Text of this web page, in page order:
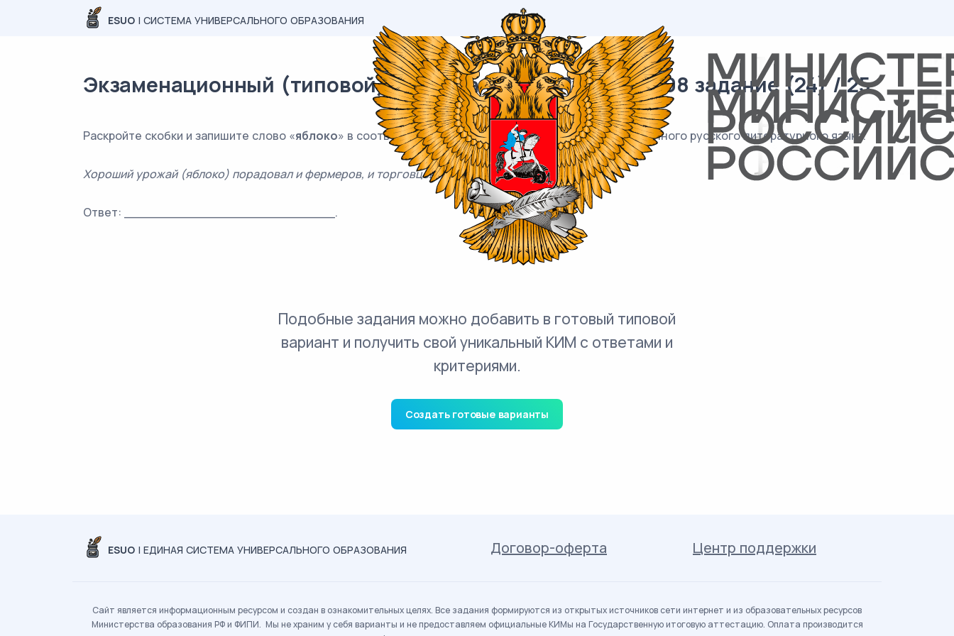
ESUO | СИСТЕМА УНИВЕРСАЛЬНОГО ОБРАЗОВАНИЯ
Экзаменационный (типовой) материал ОГЭ / Русский / 08 задание (24) / 25
Раскройте скобки и запишите слово «яблоко» в соответствующей форме, соблюдая нормы современного русского литературного языка.
Хороший урожай (яблоко) порадовал и фермеров, и торговцев.
Ответ: ___________________________.
Подобные задания можно добавить в готовый типовой
вариант и получить свой уникальный КИМ с ответами и
критериями.
Создать готовые варианты
ESUO | ЕДИНАЯ СИСТЕМА УНИВЕРСАЛЬНОГО ОБРАЗОВАНИЯ Договор-оферта Центр поддержки
Сайт является информационным ресурсом и создан в ознакомительных целях. Все задания формируются из открытых источников сети интернет и из образовательных ресурсов
Министерства образования РФ и ФИПИ. Мы не храним у себя варианты и не предоставляем официальные КИМы на Государственную итоговую аттестацию. Оплата производится